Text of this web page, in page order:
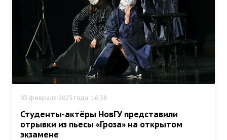
03 февраля 2023 года, 16:58
Студенты-актёры НовГУ представили
отрывки из пьесы «Гроза» на открытом
экзамене